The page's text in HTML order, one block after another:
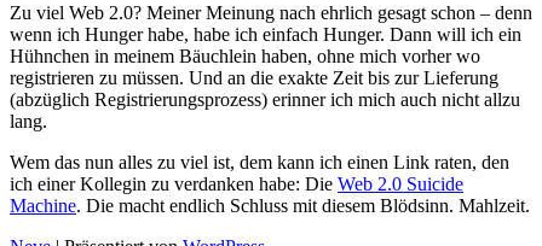
Zu viel Web 2.0? Meiner Meinung nach ehrlich gesagt schon – denn
wenn ich Hunger habe, habe ich einfach Hunger. Dann will ich ein
Hühnchen in meinem Bäuchlein haben, ohne mich vorher wo
registrieren zu müssen. Und an die exakte Zeit bis zur Lieferung
(abzüglich Registrierungsprozess) erinner ich mich auch nicht allzu
lang.
Wem das nun alles zu viel ist, dem kann ich einen Link raten, den
ich einer Kollegin zu verdanken habe: Die Web 2.0 Suicide
Machine. Die macht endlich Schluss mit diesem Blödsinn. Mahlzeit.